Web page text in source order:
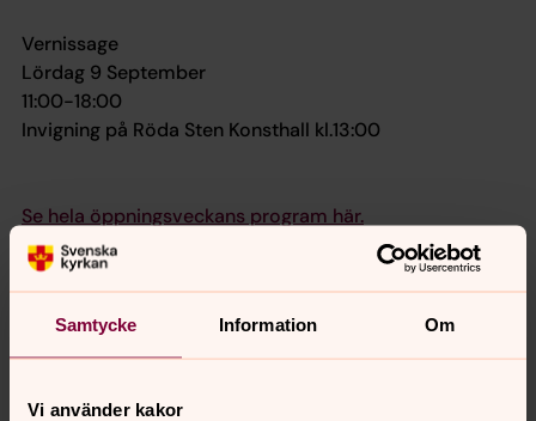
Samtycke Information Om
Vi använder kakor
Vernissage
Lördag 9 September
11:00-18:00
Invigning på Röda Sten Konsthall kl.13:00
Se hela öppningsveckans program här.
Länk till konstbiennalens hemsida.
Stadsbiblioteket Göteborg, Göteborg stadsmuseum,